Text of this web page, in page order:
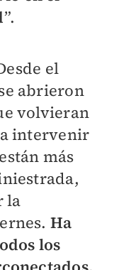
”.
el
abrieron
volvieran
intervenir
más
la
Ha
los